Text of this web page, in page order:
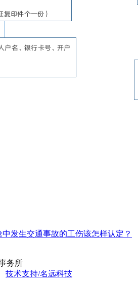
中发生交通事故的工伤该怎样认定？
务所
技术支持/名远科技